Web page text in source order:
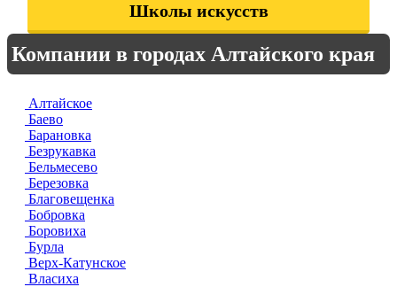
Школы искусств
Компании в городах Алтайского края
Алтайское
Баево
Барановка
Безрукавка
Бельмесево
Березовка
Благовещенка
Бобровка
Боровиха
Бурла
Верх-Катунское
Власиха